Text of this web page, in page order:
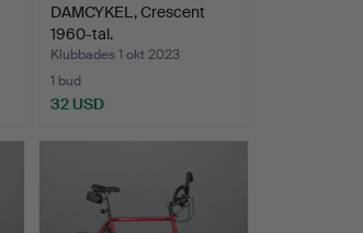
DAMCYKEL, Crescent
1960-tal.
Klubbades 1 okt 2023
1 bud
32 USD